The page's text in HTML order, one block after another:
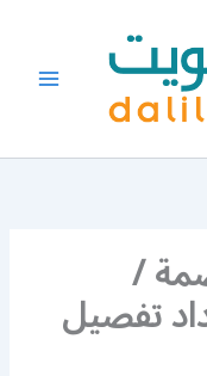
/
حداد تفصيل